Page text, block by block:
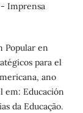
- Imprensa
Popular en
para el
ano
em: Educación
da Educação.